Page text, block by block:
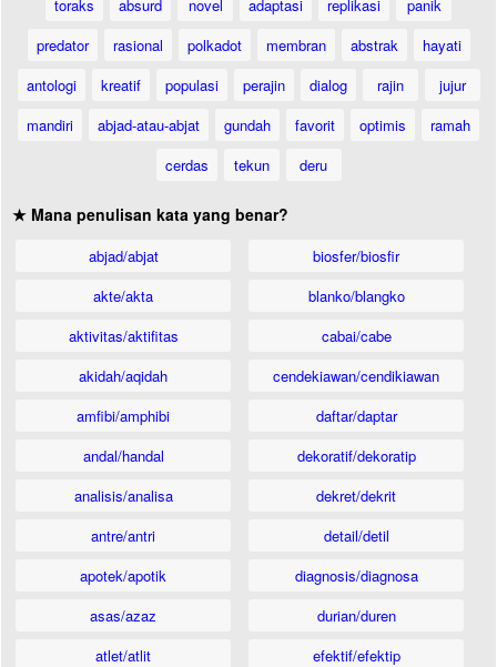
toraks
absurd novel adaptasi replikasi
panik
predator
rasional polkadot membran abstrak
hayati
antologi
kreatif populasi perajin dialog rajin
jujur
mandiri
abjad-atau-abjat gundah favorit optimis
ramah
cerdas
tekun deru
★ Mana penulisan kata yang benar?
abjad/abjat
akte/akta
aktivitas/aktifitas
akidah/aqidah
amfibi/amphibi
andal/handal
analisis/analisa
antre/antri
apotek/apotik
asas/azaz
atlet/atlit
biosfer/biosfir
blanko/blangko
cabai/cabe
cendekiawan/cendikiawan
daftar/daptar
dekoratif/dekoratip
dekret/dekrit
detail/detil
diagnosis/diagnosa
durian/duren
efektif/efektip